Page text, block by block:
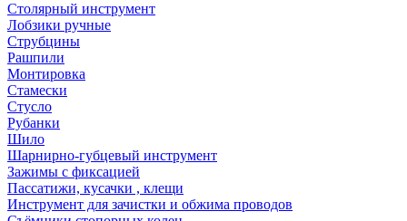
Столярный инструмент
Лобзики ручные
Струбцины
Рашпили
Монтировка
Стамески
Стусло
Рубанки
Шило
Шарнирно-губцевый инструмент
Зажимы с фиксацией
Пассатижи, кусачки , клещи
Инструмент для зачистки и обжима проводов